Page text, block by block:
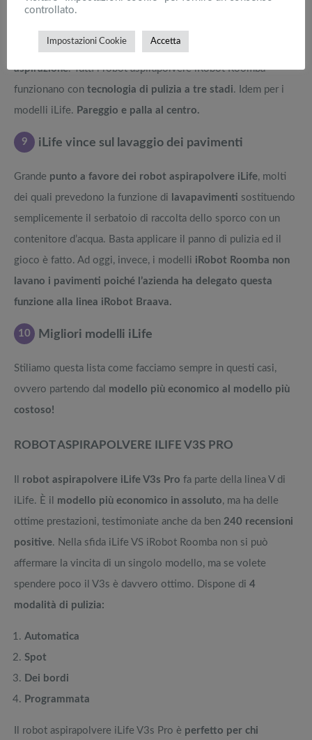
8 Pareggio sulla tecnologia di aspirazione
Entrambe le marche sono
fortissime sulla tecnologia di
aspirazione. Tutti i robot aspirapolvere iRobot Roomba
funzionano con tecnologia di pulizia a tre stadi. Idem per i
modelli iLife. Pareggio e palla al centro.
9 iLife vince sul lavaggio dei pavimenti
Grande punto a favore dei robot aspirapolvere iLife, molti
dei quali prevedono la funzione di lavapavimenti sostituendo
semplicemente il serbatoio di raccolta dello sporco con un
contenitore d’acqua. Basta applicare il panno di pulizia ed il
gioco è fatto. Ad oggi, invece, i modelli iRobot Roomba non
lavano i pavimenti poiché l’azienda ha delegato questa
funzione alla linea iRobot Braava.
10 Migliori modelli iLife
Stiliamo questa lista come facciamo sempre in questi casi,
ovvero partendo dal modello più economico al modello più
costoso!
ROBOT ASPIRAPOLVERE ILIFE V3S PRO
robot aspirapolvere iLife V3s Pro fa parte della linea V di
iLife. È il
modello più economico in assoluto, ma ha delle
ottime prestazioni, testimoniate anche da ben 240 recensioni
positive. Nella sfida iLife VS iRobot Roomba non si può
affermare la vincita di un singolo modello, ma se volete
spendere poco il V3s è davvero ottimo. Dispone di 4
modalità di pulizia:
Automatica
Spot
Dei bordi
Programmata
Il robot aspirapolvere iLife V3s Pro è perfetto per chi
controllato.
Impostazioni Cookie Accetta